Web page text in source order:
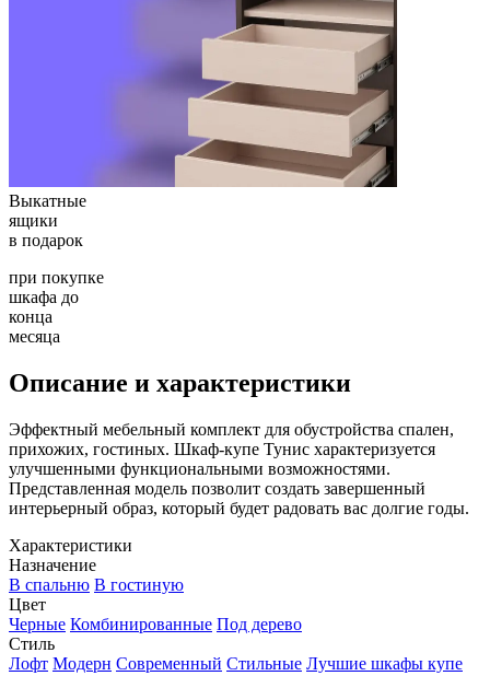
Выкатные
ящики
в подарок
при покупке
шкафа до
конца
месяца
Описание и характеристики
Эффектный мебельный комплект для обустройства спален,
прихожих, гостиных. Шкаф-купе Тунис характеризуется
улучшенными функциональными возможностями.
Представленная модель позволит создать завершенный
интерьерный образ, который будет радовать вас долгие годы.
Характеристики
Назначение
В спальню В гостиную
Цвет
Черные Комбинированные Под дерево
Стиль
Лофт Модерн Современный Стильные Лучшие шкафы купе